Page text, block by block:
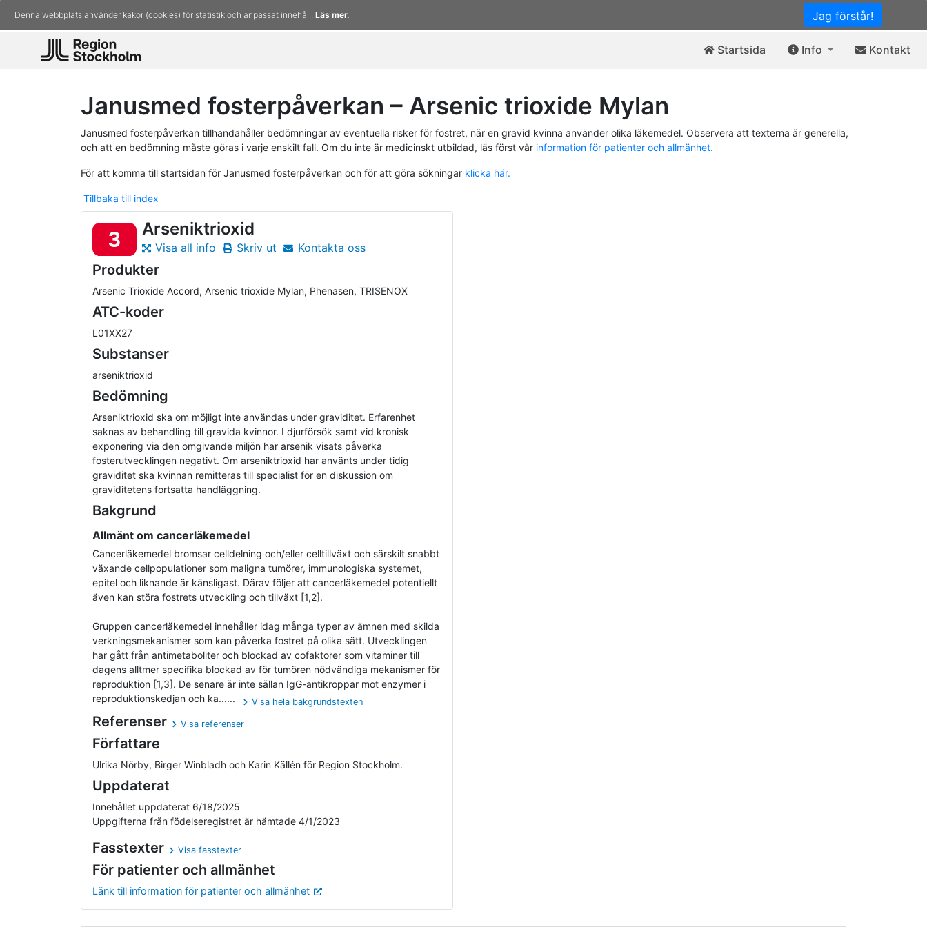
Jag förstår!
Denna webbplats använder kakor (cookies) för statistik och anpassat innehåll. Läs mer.
Startsida Info Kontakt
Janusmed fosterpåverkan – Arsenic trioxide Mylan
Janusmed fosterpåverkan tillhandahåller bedömningar av eventuella risker för fostret, när en gravid kvinna använder olika läkemedel. Observera att texterna är generella,
och att en bedömning måste göras i varje enskilt fall. Om du inte är medicinskt utbildad, läs först vår information för patienter och allmänhet.
För att komma till startsidan för Janusmed fosterpåverkan och för att göra sökningar klicka här.
Tillbaka till index
3 Arseniktrioxid
Visa all info Skriv ut Kontakta oss
Produkter
Arsenic Trioxide Accord, Arsenic trioxide Mylan, Phenasen, TRISENOX
ATC-koder
L01XX27
Substanser
arseniktrioxid
Bedömning
Arseniktrioxid ska om möjligt inte användas under graviditet. Erfarenhet
saknas av behandling till gravida kvinnor. I djurförsök samt vid kronisk
exponering via den omgivande miljön har arsenik visats påverka
fosterutvecklingen negativt. Om arseniktrioxid har använts under tidig
graviditet ska kvinnan remitteras till specialist för en diskussion om
graviditetens fortsatta handläggning.
Bakgrund
Allmänt om cancerläkemedel
Cancerläkemedel bromsar celldelning och/eller celltillväxt och särskilt snabbt
växande cellpopulationer som maligna tumörer, immunologiska systemet,
epitel och liknande är känsligast. Därav följer att cancerläkemedel potentiellt
även kan störa fostrets utveckling och tillväxt [1,2].
Gruppen cancerläkemedel innehåller idag många typer av ämnen med skilda
verkningsmekanismer som kan påverka fostret på olika sätt. Utvecklingen
har gått från antimetaboliter och blockad av cofaktorer som vitaminer till
dagens alltmer specifika blockad av för tumören nödvändiga mekanismer för
reproduktion [1,3]. De senare är inte sällan IgG-antikroppar mot enzymer i
reproduktionskedjan och ka......
Visa hela bakgrundstexten
Referenser Visa referenser
Författare
Ulrika Nörby, Birger Winbladh och Karin Källén för Region Stockholm.
Uppdaterat
Innehållet uppdaterat 6/18/2025
Uppgifterna från födelseregistret är hämtade 4/1/2023
Fasstexter Visa fasstexter
För patienter och allmänhet
Länk till information för patienter och allmänhet